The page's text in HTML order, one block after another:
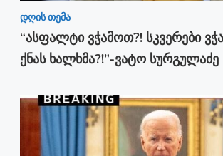
დღის თემა
“ასფალტი ვჭამოთ?! სკვერები
ქნას ხალხმა?!”-ვატო სურგულაძე